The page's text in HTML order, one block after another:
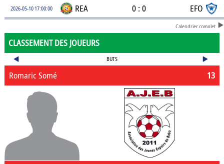
2026-05-10 17:00:00 REA 0 : 0 EFO
Calendrier complet
CLASSEMENT DES JOUEURS
BUTS
13
Romaric Somé